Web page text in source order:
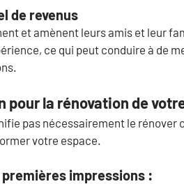
de revenus
et amènent leurs amis et leur
ce qui peut conduire à de
pour la rénovation de
pas nécessairement le rénover
votre espace.
impressions :